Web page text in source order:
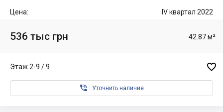
Цена: IV квартал 2022
536 тыс грн 42.87 м²
Этаж 2-9 / 9 
 Уточнить наличие